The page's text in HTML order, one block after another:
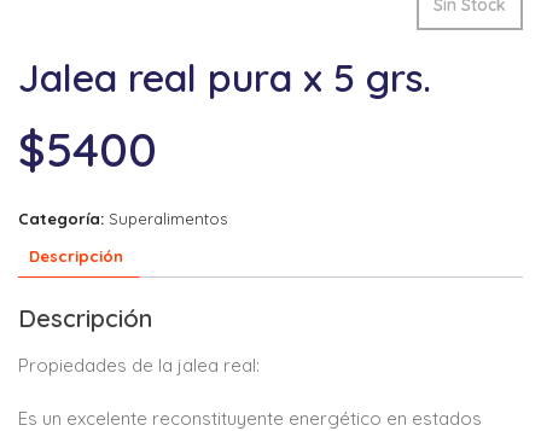
Sin Stock
Jalea real pura x 5 grs.
$5400
Categoría: Superalimentos
Descripción
Descripción
Propiedades de la jalea real:
Es un excelente reconstituyente energético en estados